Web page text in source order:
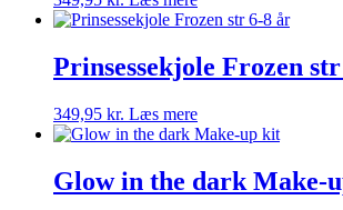
Prinsessekjole Frozen
349,95 kr. Læs mere
Glow in the dark Make-